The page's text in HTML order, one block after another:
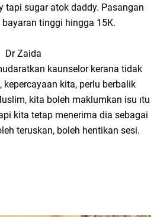
tapi sugar atok daddy. Pasangan
tinggi hingga 15K.
Dr Zaida
kaunselor kerana tidak
kepercayaan kita, perlu berbalik
kita boleh maklumkan isu ıtu
kita tetap menerima dia sebagai
teruskan, boleh hentikan sesi.